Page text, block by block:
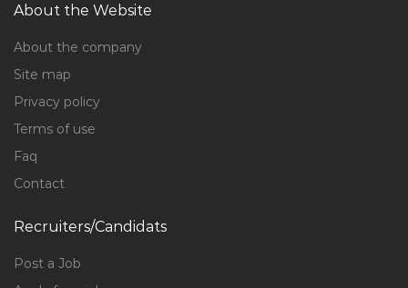
About the Website
About the company
Site map
Privacy policy
Terms of use
Faq
Contact
Recruiters/Candidats
Post a Job